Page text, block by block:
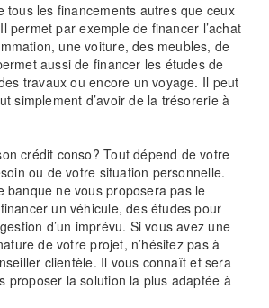
RENOUVELABLE
RACHAT CREDIT
tous les financements autres que ceux
permet par exemple de financer l’achat
une voiture, des meubles, de
aussi de financer les études de
travaux ou encore un voyage. Il peut
simplement d’avoir de la trésorerie à
crédit conso? Tout dépend de votre
ou de votre situation personnelle.
banque ne vous proposera pas le
un véhicule, des études pour
d’un imprévu. Si vous avez une
de votre projet, n’hésitez pas à
clientèle. Il vous connaît et sera
proposer la solution la plus adaptée à